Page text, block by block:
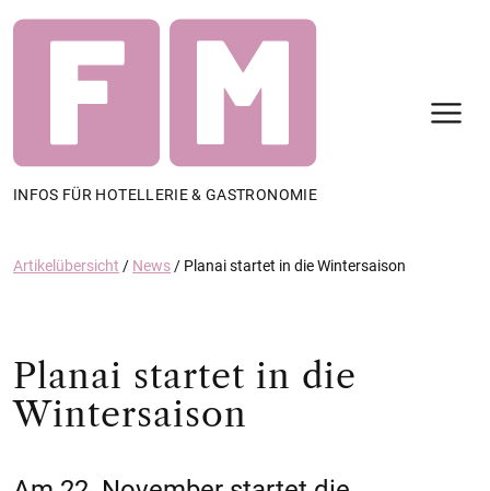
INFOS FÜR HOTELLERIE & GASTRONOMIE
Artikelübersicht / News / Planai startet in die Wintersaison
Planai startet in die
Wintersaison